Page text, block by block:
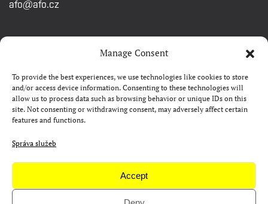
Manage Consent
To provide the best experiences, we use technologies like cookies to store
and/or access device information. Consenting to these technologies will
allow us to process data such as browsing behavior or unique IDs on this
site. Not consenting or withdrawing consent, may adversely affect certain
features and functions.
Správa služeb
Accept
afo@afo.cz
RYCHLÉ ODKAZY
Watch&Know
Kontakty
FAQ
Camp 4Science
Materiály pro média